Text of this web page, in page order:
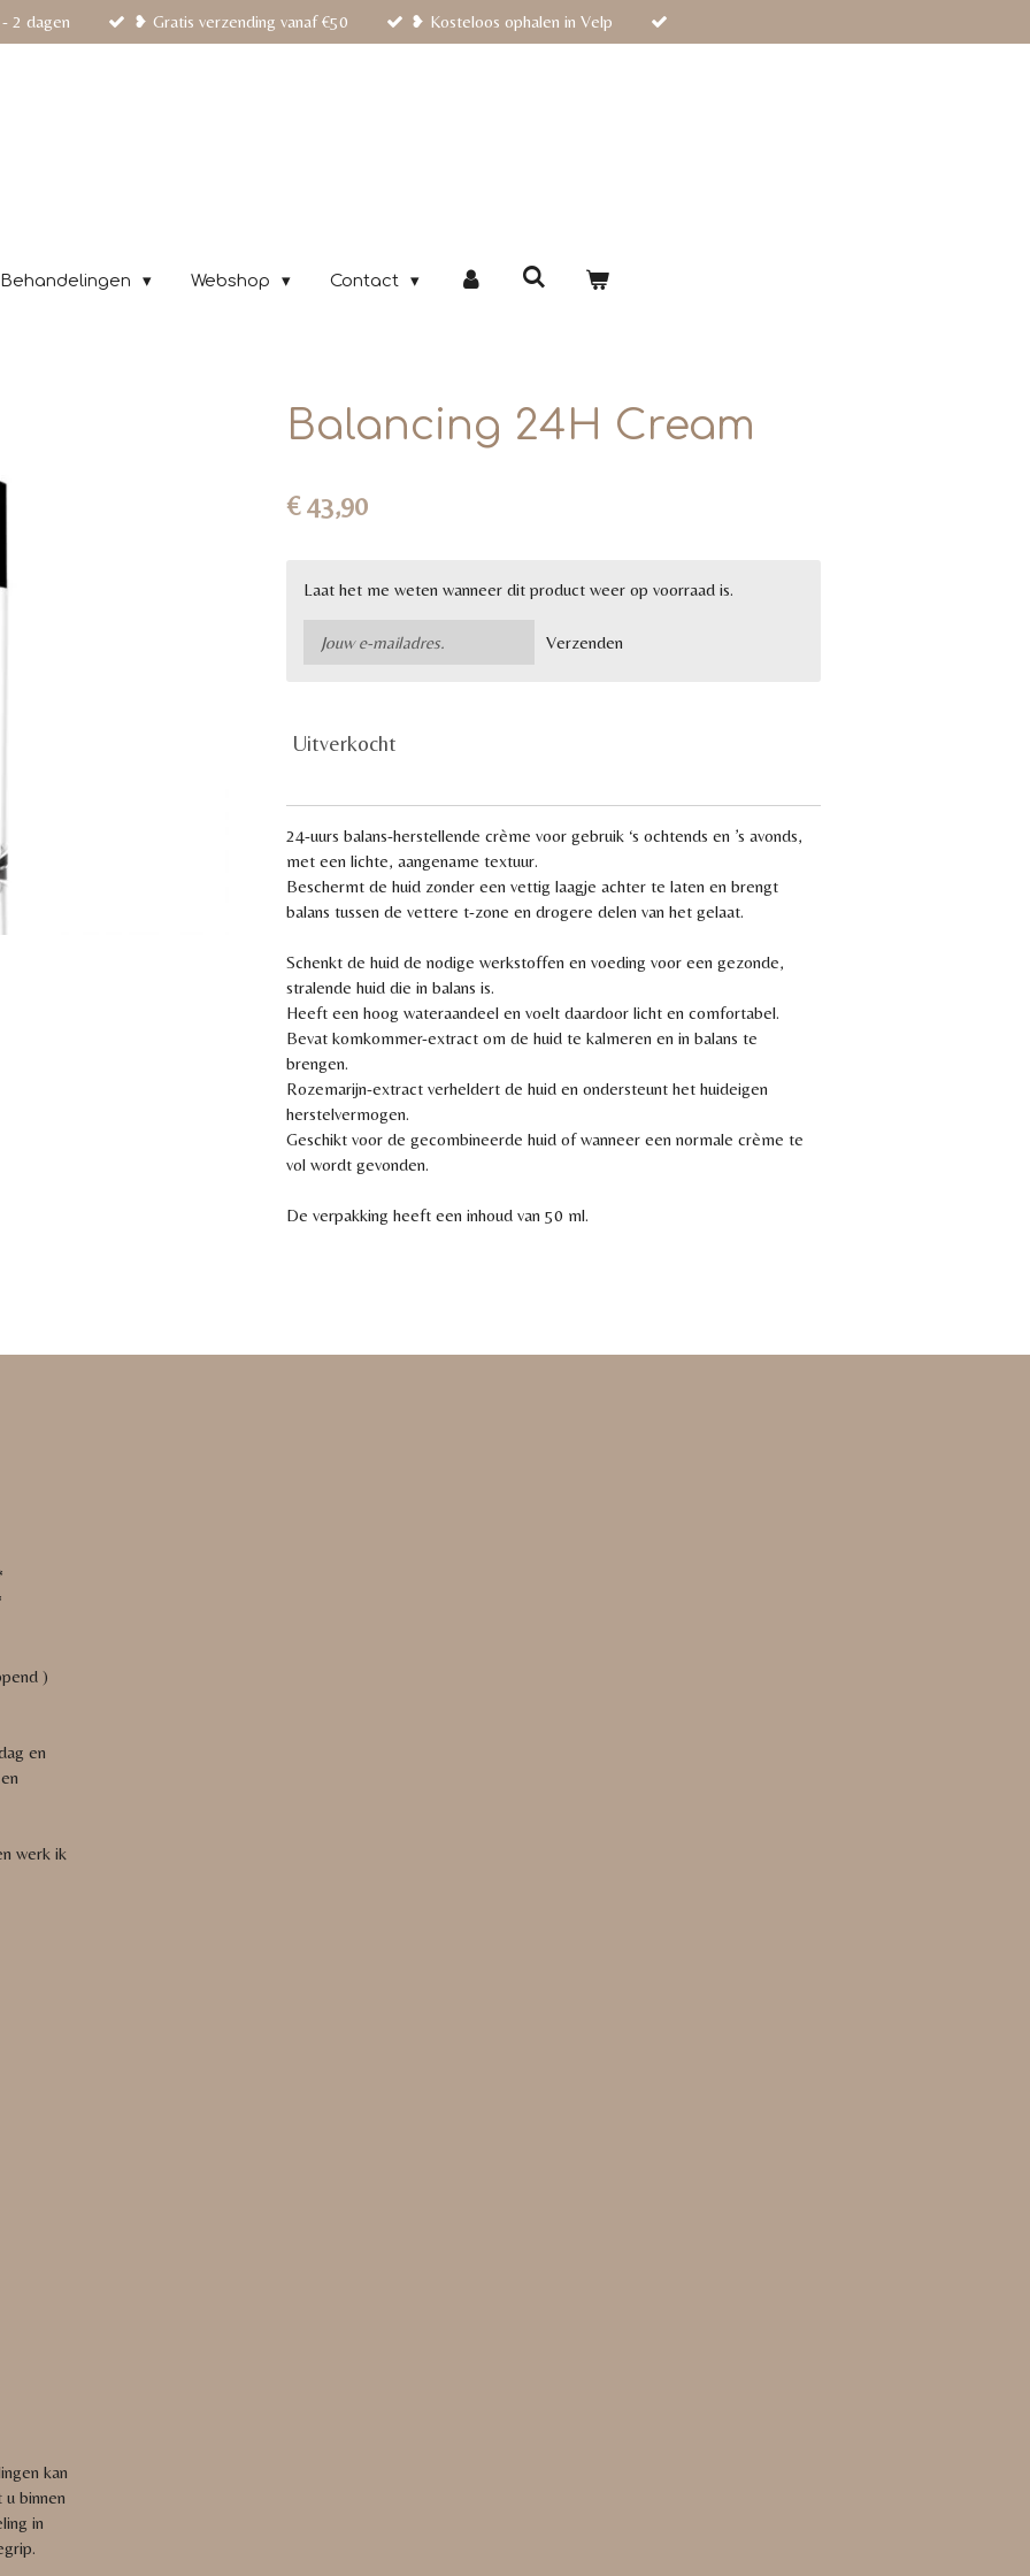
2 dagen ❥ Gratis verzending vanaf €50 ❥ Kosteloos ophalen in Velp
Behandelingen Webshop Contact
Balancing 24H Cream
€ 43,90
Laat het me weten wanneer dit product weer op voorraad is.
Verzenden
Uitverkocht
24-uurs balans-herstellende crème voor gebruik ‘s ochtends en ’s avonds,
met een lichte, aangename textuur.
Beschermt de huid zonder een vettig laagje achter te laten en brengt
balans tussen de vettere t-zone en drogere delen van het gelaat.
Schenkt de huid de nodige werkstoffen en voeding voor een gezonde,
stralende huid die in balans is.
Heeft een hoog wateraandeel en voelt daardoor licht en comfortabel.
Bevat komkommer-extract om de huid te kalmeren en in balans te
brengen.
Rozemarijn-extract verheldert de huid en ondersteunt het huideigen
herstelvermogen.
Geschikt voor de gecombineerde huid of wanneer een normale crème te
vol wordt gevonden.
De verpakking heeft een inhoud van 50 ml.
)
en
werk ik
kan
binnen
in